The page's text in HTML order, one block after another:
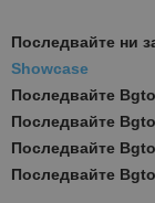
Последвайте ни
Showcase
Последвайте
Последвайте
Последвайте
Последвайте